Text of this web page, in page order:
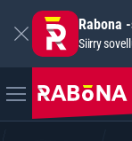
Rabona
Siirry